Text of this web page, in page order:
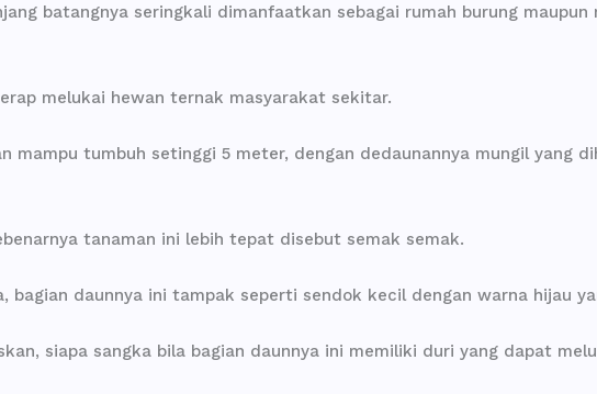
batangnya seringkali dimanfaatkan sebagai rumah burung
melukai hewan ternak masyarakat sekitar.
mampu tumbuh setinggi 5 meter, dengan dedaunannya mungil yang
tanaman ini lebih tepat disebut semak semak.
bagian daunnya ini tampak seperti sendok kecil dengan warna hijau
siapa sangka bila bagian daunnya ini memiliki duri yang dapat